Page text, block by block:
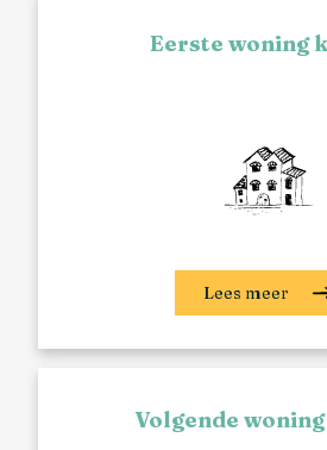
Eerste woning
Lees meer
Volgende